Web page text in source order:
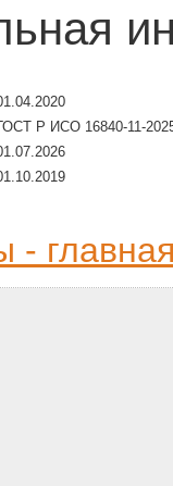
Р ИСО 16840-11-
-